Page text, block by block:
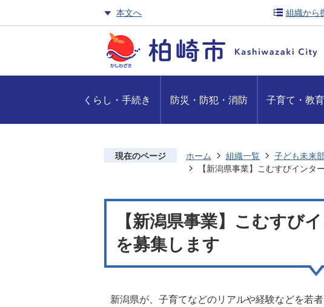
本文へ 組織から
くらし・手続き 防災・防犯・消防 子育て・教育
現在のページ ホーム 組織一覧 子ども未来部
【新潟県事業】こむすびインタ
【新潟県事業】こむすび
を募集します
新潟県が、子育てなどのリアルや経験などを若